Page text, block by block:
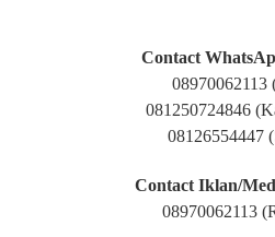
Contact
08970062113
081250724846
08126554447
Contact Iklan/
08970062113